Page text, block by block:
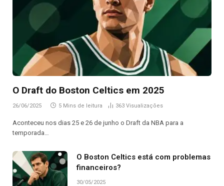
O Draft do Boston Celtics em 2025
26/06/2025 5 Mins de leitura 363 Visualizações
Aconteceu nos dias 25 e 26 de junho o Draft da NBA para a
temporada…
O Boston Celtics está com problemas
financeiros?
30/05/2025